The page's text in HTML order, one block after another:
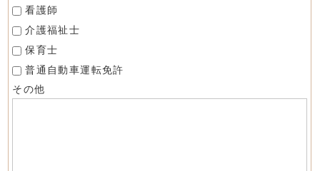
看護師
介護福祉士
保育士
普通自動車運転免許
その他